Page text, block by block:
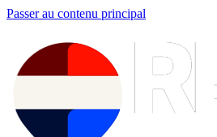
Passer au contenu principal